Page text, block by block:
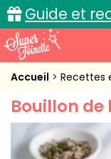
Guide et
Accueil
Recettes de
Cuisine pratique
Accueil Recettes
Bouillon de